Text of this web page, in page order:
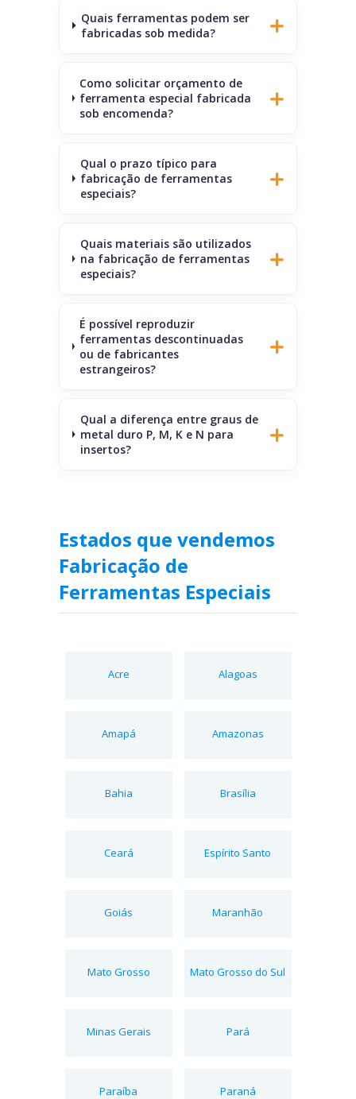
Quais ferramentas podem ser
fabricadas sob medida?
Como solicitar orçamento de
ferramenta especial fabricada
sob encomenda?
Qual o prazo típico para
fabricação de ferramentas
especiais?
Quais materiais são utilizados
na fabricação de ferramentas
especiais?
É possível reproduzir
ferramentas descontinuadas
ou de fabricantes
estrangeiros?
Qual a diferença entre graus de
metal duro P, M, K e N para
insertos?
Estados que vendemos
Fabricação de
Ferramentas Especiais
Acre Alagoas
Amapá Amazonas
Bahia Brasília
Ceará Espírito Santo
Goiás Maranhão
Mato Grosso Mato Grosso do Sul
Minas Gerais Pará
Paraíba Paraná